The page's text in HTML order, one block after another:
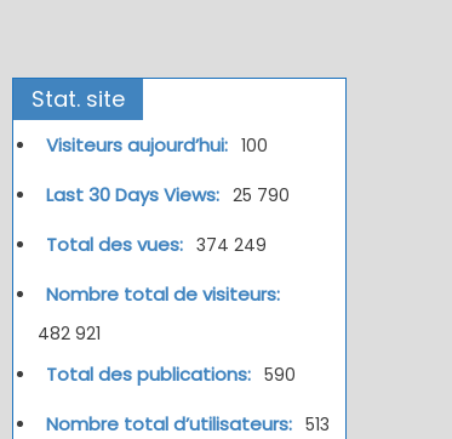
Stat. site
Visiteurs aujourd’hui: 100
Last 30 Days Views: 25 790
Total des vues: 374 249
Nombre total de visiteurs:
482 921
Total des publications: 590
Nombre total d’utilisateurs: 513